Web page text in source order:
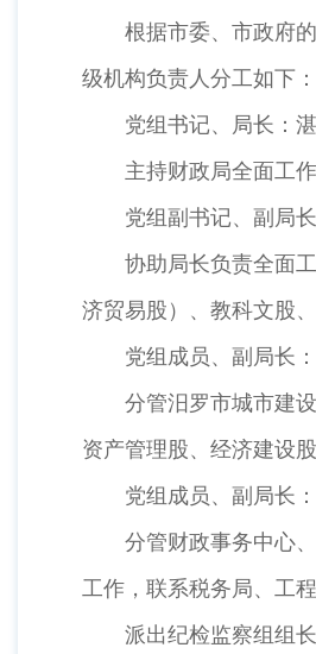
根据市委、市政府的
级机构负责人分工如下：
党组书记、局长：
主持财政局全面工作
党组副书记、副局长
协助局长负责全面工
济贸易股）、教科文股
党组成员、副局长：
分管汨罗市城市建设
资产管理股、经济建设
党组成员、副局长
分管财政事务中心、
工作，联系税务局、工
派出纪检监察组组长